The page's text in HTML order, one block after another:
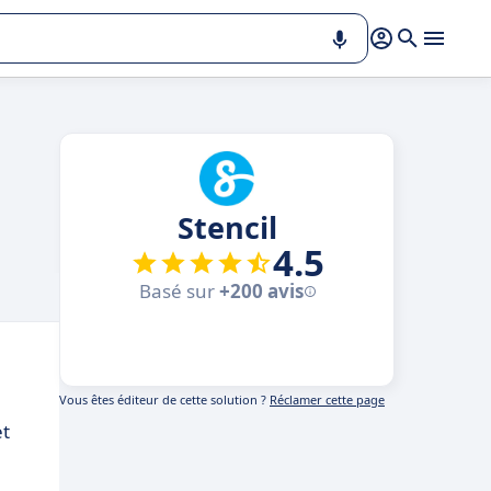
Stencil
4.5
Basé sur+200 avis
Vous êtes éditeur de cette solution ? Réclamer cette page